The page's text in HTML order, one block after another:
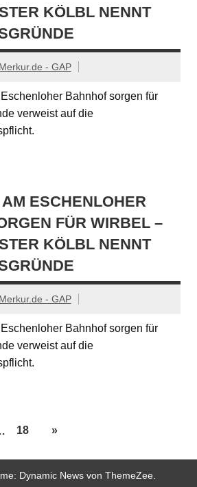
KÖLBL NENNT
Merkur.de - GAP
Bahnhof sorgen für
verweist auf die
ESCHENLOHER
FÜR WIRBEL –
KÖLBL NENNT
Merkur.de - GAP
Bahnhof sorgen für
verweist auf die
18 »
Dynamic News von ThemeZee.